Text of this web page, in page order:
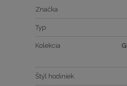
Značka
Typ
Kolekcia
Štýl hodiniek